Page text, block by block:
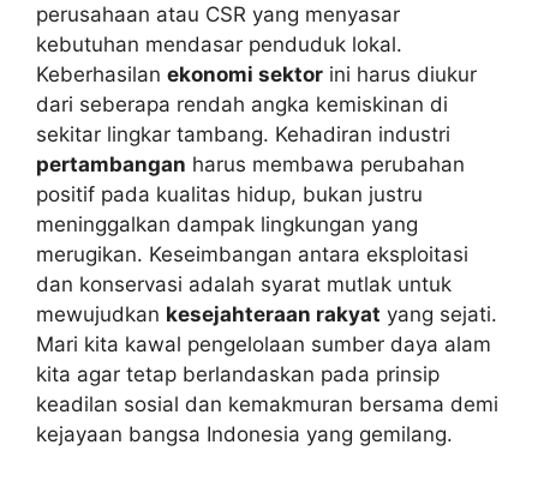
perusahaan atau CSR yang menyasar
kebutuhan mendasar penduduk lokal.
Keberhasilan ekonomi sektor ini harus diukur
dari seberapa rendah angka kemiskinan di
sekitar lingkar tambang. Kehadiran industri
pertambangan harus membawa perubahan
positif pada kualitas hidup, bukan justru
meninggalkan dampak lingkungan yang
merugikan. Keseimbangan antara eksploitasi
dan konservasi adalah syarat mutlak untuk
mewujudkan kesejahteraan rakyat yang sejati.
Mari kita kawal pengelolaan sumber daya alam
kita agar tetap berlandaskan pada prinsip
keadilan sosial dan kemakmuran bersama demi
kejayaan bangsa Indonesia yang gemilang.